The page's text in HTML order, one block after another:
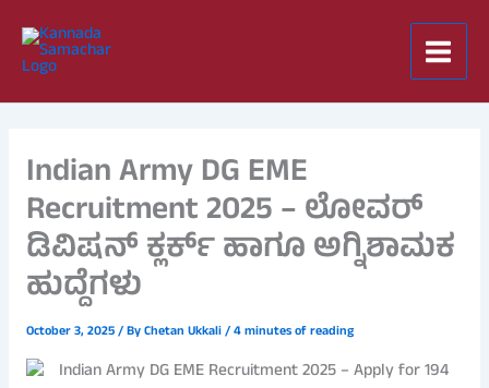
content
Indian Army DG EME
Recruitment 2025 – ಲೋವರ್
ಡಿವಿಷನ್ ಕ್ಲರ್ಕ್ ಹಾಗೂ ಅಗ್ನಿಶಾಮಕ
ಹುದ್ದೆಗಳು
October 3, 2025/ ByChetan Ukkali/4 minutes of reading